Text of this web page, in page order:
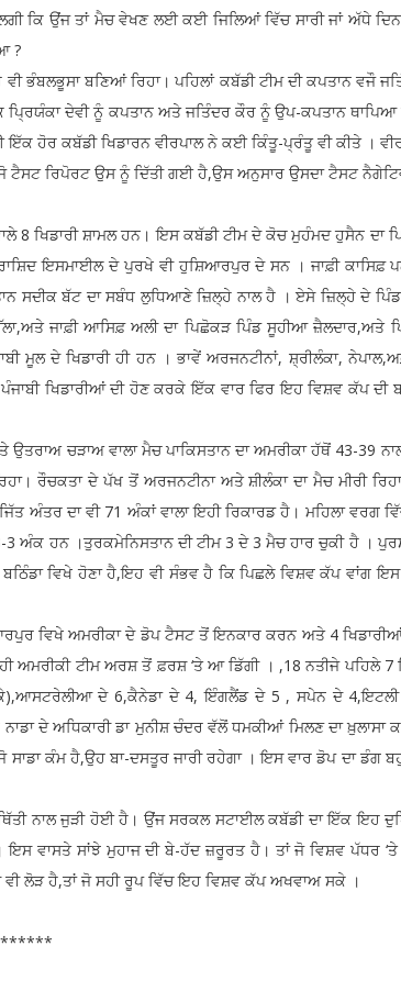
ਕਿ ਉਂਜ ਤਾਂ ਮੈਚ ਵੇਖਣ ਲਈ ਕਈ ਜਿਲਿਆਂ ਵਿੱਚ ਸਾਰੀ ਜਾਂ ਅੱਧੇ
?
ਰਿਹਾ। ਪਹਿਲਾਂ ਕਬੱਡੀ ਟੀਮ ਦੀ ਕਪਤਾਨ ਵਜੌ
ਦੇਵੀ ਨੂੰ ਕਪਤਾਨ ਅਤੇ ਜਤਿੰਦਰ ਕੌਰ ਨੂੰ ਉਪ-ਕਪਤਾਨ
ਹੋਰ ਕਬੱਡੀ ਖਿਡਾਰਨ ਵੀਰਪਾਲ ਨੇ ਕਈ ਕਿੰਤੂ-ਪ੍ਰੰਤੂ ਵੀ ਕੀਤੇ ।
ਰਿਪੋਰਟ ਉਸ ਨੂੰ ਦਿੱਤੀ ਗਈ ਹੈ,ਉਸ ਅਨੁਸਾਰ ਉਸਦਾ ਟੈਸਟ
ਸ਼ਾਮਲ ਹਨ। ਇਸ ਕਬੱਡੀ ਟੀਮ ਦੇ ਕੋਚ ਮੁਹੰਮਦ ਹੁਸੈਨ ਦਾ
ਇਸਮਾਈਲ ਦੇ ਪੁਰਖੇ ਵੀ ਹੁਸ਼ਿਆਰਪੁਰ ਦੇ ਸਨ । ਜਾਫ਼ੀ ਕਾਸਿਫ਼
ਸਦੀਕ ਬੱਟ ਦਾ ਸਬੰਧ ਲੁਧਿਆਣੇ ਜ਼ਿਲ੍ਹੇ ਨਾਲ ਹੈ । ਏਸੇ ਜ਼ਿਲ੍ਹੇ ਦੇ
ਜਾਫ਼ੀ ਆਸਿਫ਼ ਅਲੀ ਦਾ ਪਿਛੋਕੜ ਪਿੰਡ ਸੂਹੀਆ ਜ਼ੈਲਦਾਰ,ਅਤੇ
ਮੂਲ ਦੇ ਖਿਡਾਰੀ ਹੀ ਹਨ । ਭਾਵੇਂ ਅਰਜਨਟੀਨਾਂ, ਸ਼੍ਰੀਲੰਕਾ,
ਖਿਡਾਰੀਆਂ ਦੀ ਹੋਣ ਕਰਕੇ ਇੱਕ ਵਾਰ ਫਿਰ ਇਹ ਵਿਸ਼ਵ ਕੱਪ ਦੀ
ਮੈਚ ਪਾਕਿਸਤਾਨ ਦਾ ਅਮਰੀਕਾ ਹੱਥੋਂ 43-39 ਨਾਲ
ਰੌਚਕਤਾ ਦੇ ਪੱਖ ਤੋਂ ਅਰਜਨਟੀਨਾ ਅਤੇ ਸ਼ੀਲੰਕਾ ਦਾ ਮੈਚ ਮੀਰੀ
ਅੰਤਰ ਦਾ ਵੀ 71 ਅੰਕਾਂ ਵਾਲਾ ਇਹੀ ਰਿਕਾਰਡ ਹੈ। ਮਹਿਲਾ ਵਰਗ
ਅੰਕ ਹਨ ।ਤੁਰਕਮੇਨਿਸਤਾਨ ਦੀ ਟੀਮ 3 ਦੇ 3 ਮੈਚ ਹਾਰ ਚੁਕੀ ਹੈ ।
ਵਿਖੇ ਹੋਣਾ ਹੈ,ਇਹ ਵੀ ਸੰਭਵ ਹੈ ਕਿ ਪਿਛਲੇ ਵਿਸ਼ਵ ਕੱਪ ਵਾਂਗ ਇਸ
ਅਮਰੀਕਾ ਦੇ ਡੋਪ ਟੈਸਟ ਤੋਂ ਇਨਕਾਰ ਕਰਨ ਅਤੇ 4 ਖਿਡਾਰੀਆਂ
ਅਮਰੀਕੀ ਟੀਮ ਅਰਸ਼ ਤੋਂ ਫ਼ਰਸ਼ ‘ਤੇ ਆ ਡਿੱਗੀ । ,18 ਨਤੀਜੇ ਪਹਿਲੇ 7
ਦੇ 6,ਕੈਨੇਡਾ ਦੇ 4, ਇੰਗਲੈਂਡ ਦੇ 5 , ਸਪੇਨ ਦੇ
ਦੇ ਅਧਿਕਾਰੀ ਡਾ ਮੁਨੀਸ਼ ਚੰਦਰ ਵੱਲੋਂ ਧਮਕੀਆਂ ਮਿਲਣ ਦਾ ਖ਼ੁਲਾਸਾ
ਸਾਡਾ ਕੰਮ ਹੈ,ਉਹ ਬਾ-ਦਸਤੂਰ ਜਾਰੀ ਰਹੇਗਾ । ਇਸ ਵਾਰ ਡੋਪ ਦਾ ਡੰਗ
ਜੁੜੀ ਹੋਈ ਹੈ। ਉਂਜ ਸਰਕਲ ਸਟਾਈਲ ਕਬੱਡੀ ਦਾ ਇੱਕ ਇਹ
ਵਾਸਤੇ ਸਾਂਝੇ ਮੁਹਾਜ ਦੀ ਬੇ-ਹੱਦ ਜ਼ਰੂਰਤ ਹੈ। ਤਾਂ ਜੋ ਵਿਸ਼ਵ ਪੱਧਰ
ਲੋੜ ਹੈ,ਤਾਂ ਜੋ ਸਹੀ ਰੂਪ ਵਿੱਚ ਇਹ ਵਿਸ਼ਵ ਕੱਪ ਅਖਵਾਅ ਸਕੇ ।